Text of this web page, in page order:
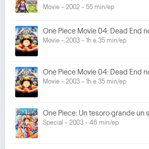
Movie - 2002 - 55 min/ep
One Piece Movie 04: Dead End
Movie - 2003 - 1h e 35 min/ep
One Piece Movie 04: Dead End
Movie - 2003 - 1h e 35 min/ep
One Piece: Un tesoro grande un
Special - 2003 - 46 min/ep